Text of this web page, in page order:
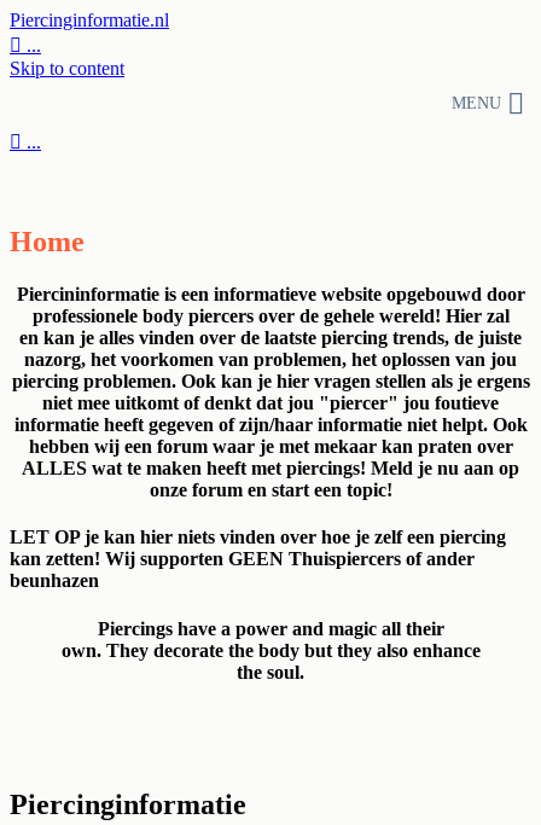
Piercinginformatie.nl
 ...
Skip to content
MENU
 ...
Home
Piercininformatie is een informatieve website opgebouwd door
professionele body piercers over de gehele wereld! Hier zal
en kan je alles vinden over de laatste piercing trends, de juiste
nazorg, het voorkomen van problemen, het oplossen van jou
piercing problemen. Ook kan je hier vragen stellen als je ergens
niet mee uitkomt of denkt dat jou "piercer" jou foutieve
informatie heeft gegeven of zijn/haar informatie niet helpt. Ook
hebben wij een forum waar je met mekaar kan praten over
ALLES wat te maken heeft met piercings! Meld je nu aan op
onze forum en start een topic!
LET OP je kan hier niets vinden over hoe je zelf een piercing
kan zetten! Wij supporten GEEN Thuispiercers of ander
beunhazen
Piercings have a power and magic all their
own. They decorate the body but they also enhance
the soul.
Piercinginformatie